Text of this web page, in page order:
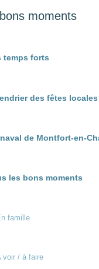
moments
temps forts
des fêtes
de Montfort-en-
les bons moments
famille
voir / à faire
EN-CHALOSSE